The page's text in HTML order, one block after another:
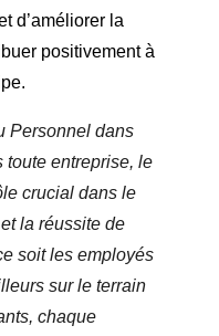
d’améliorer la
positivement à
Personnel dans
toute entreprise, le
crucial dans le
la réussite de
soit les employés
sur le terrain
chaque